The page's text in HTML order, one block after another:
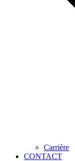
Carrière
CONTACT